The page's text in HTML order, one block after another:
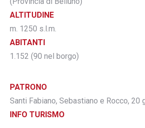
ALTITUDINE
m. 1250 s.l.m.
ABITANTI
1.152 (90 nel borgo)
PATRONO
Santi Fabiano, Sebastiano e Rocco, 20
INFO TURISMO